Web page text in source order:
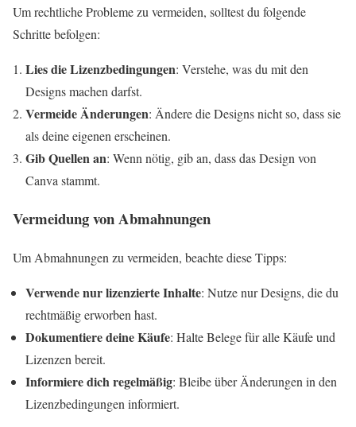
Um rechtliche Probleme zu vermeiden, solltest du folgende
Schritte befolgen:
Lies die Lizenzbedingungen: Verstehe, was du mit den
Designs machen darfst.
Vermeide Änderungen: Ändere die Designs nicht so, dass sie
als deine eigenen erscheinen.
Gib Quellen an: Wenn nötig, gib an, dass das Design von
Canva stammt.
Vermeidung von Abmahnungen
Um Abmahnungen zu vermeiden, beachte diese Tipps:
Verwende nur lizenzierte Inhalte: Nutze nur Designs, die du
rechtmäßig erworben hast.
Dokumentiere deine Käufe: Halte Belege für alle Käufe und
Lizenzen bereit.
Informiere dich regelmäßig: Bleibe über Änderungen in den
Lizenzbedingungen informiert.